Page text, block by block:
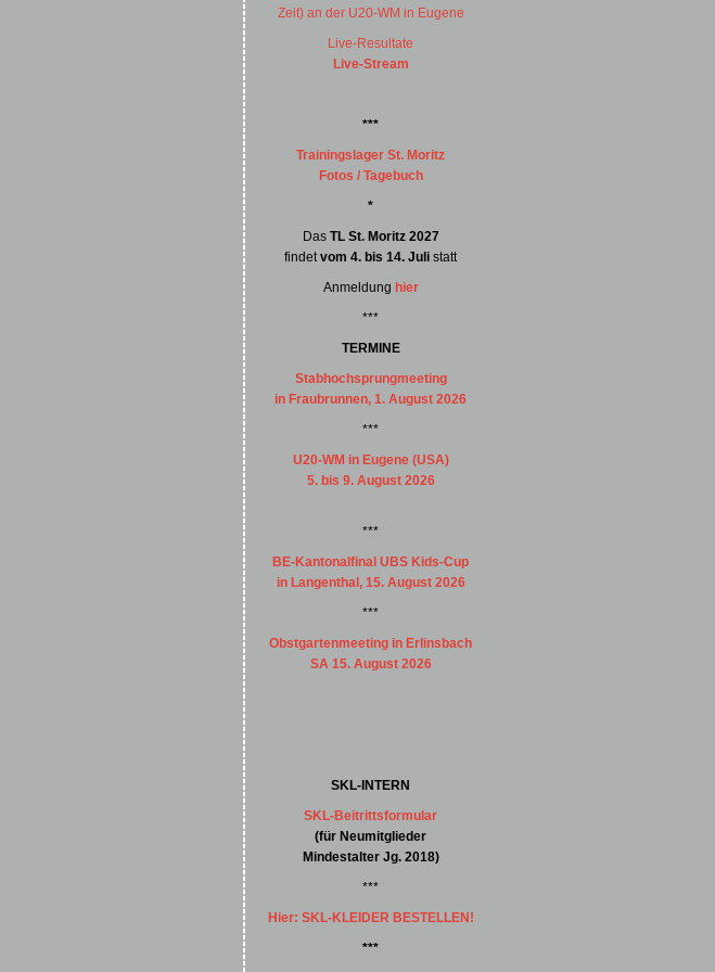
Zeit) an der U20-WM in Eugene
Live-Resultate
Live-Stream
***
Trainingslager St. Moritz
Fotos / Tagebuch
*
Das TL St. Moritz 2027
findetvom 4. bis 14. Juli statt
Anmeldung hier
***
TERMINE
Stabhochsprungmeeting
in Fraubrunnen, 1. August 2026
***
U20-WM in Eugene (USA)
5. bis 9. August 2026
***
BE-Kantonalfinal UBS Kids-Cup
in Langenthal, 15. August 2026
***
Obstgartenmeeting in Erlinsbach
SA 15. August 2026
SKL-INTERN
SKL-Beitrittsformular
(für Neumitglieder
Mindestalter Jg. 2018)
***
Hier: SKL-KLEIDER BESTELLEN!
***